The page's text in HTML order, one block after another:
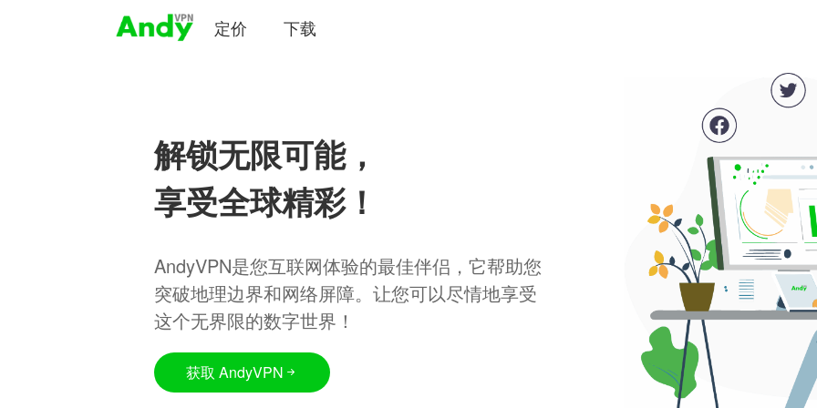
定价 下载
解锁无限可能，
享受全球精彩！
AndyVPN是您互联网体验的最佳伴侣，它帮助您
突破地理边界和网络屏障。让您可以尽情地享受
这个无界限的数字世界！
获取 AndyVPN